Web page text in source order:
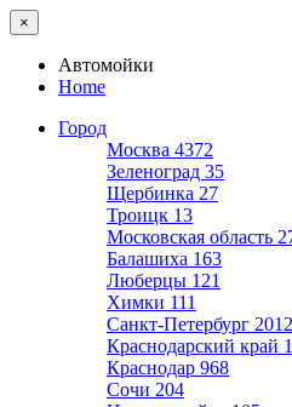
×
Автомойки
Home
Город
Москва 4372
Зеленоград 35
Щербинка 27
Троицк 13
Московская область
Балашиха 163
Люберцы 121
Химки 111
Санкт-Петербург 2012
Краснодарский край
Краснодар 968
Сочи 204